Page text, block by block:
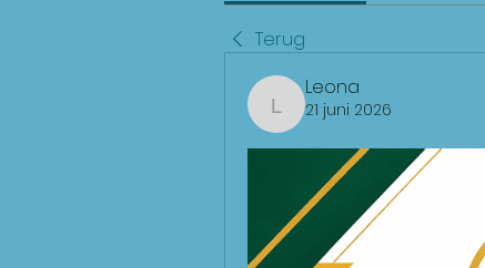
Terug
Leona
Leona
21 juni 2026